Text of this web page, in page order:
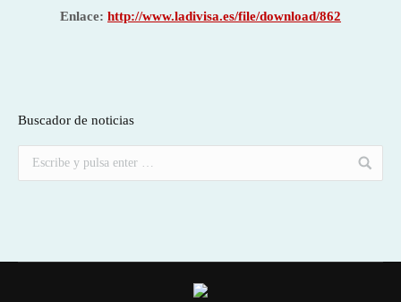
Enlace: http://www.ladivisa.es/file/download/862
Buscador de noticias